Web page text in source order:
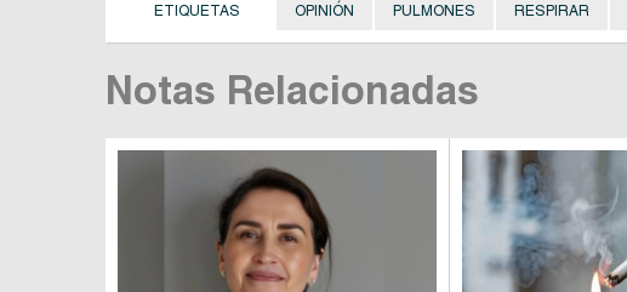
ETIQUETAS OPINIÓN PULMONES RESPIRAR
Notas Relacionadas